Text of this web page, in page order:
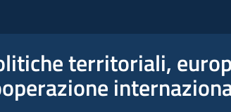
territoriali,